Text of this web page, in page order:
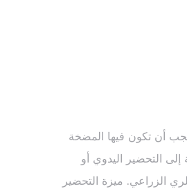
أن تكون فيها المضخة
التحضير اليدوي أو
الزراعي. ميزة التحضير